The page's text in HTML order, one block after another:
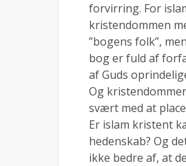
forvirring. For
kristendommen
”bogens folk”,
bog er fuld af
af Guds
Og
svært med at
Er islam kristent
hedenskab? Og
ikke bedre af, at